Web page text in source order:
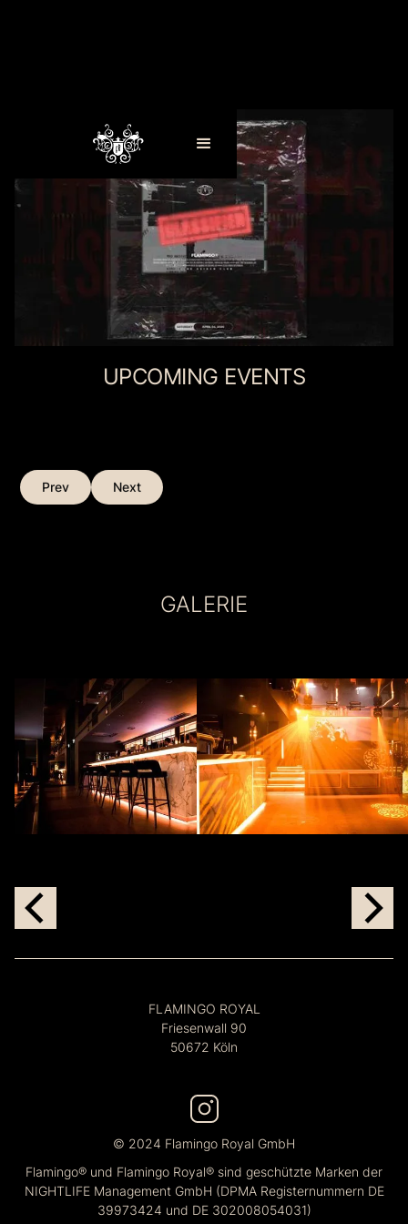
UPCOMING EVENTS
Prev Next
GALERIE
FLAMINGO ROYAL
Friesenwall 90
50672 Köln
© 2024 Flamingo Royal GmbH
Flamingo® und Flamingo Royal® sind geschützte Marken der
NIGHTLIFE Management GmbH (DPMA Registernummern DE
39973424 und DE 302008054031)